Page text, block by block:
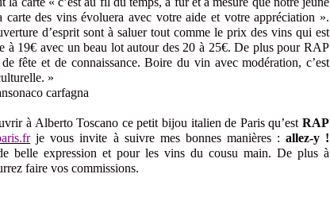
carte des vins évoluera avec votre aide et votre appréciation ».
d’esprit sont à saluer tout comme le prix des vins qui est
à 19€ avec un beau lot autour des 20 à 25€. De plus pour RAP
fête et de connaissance. Boire du vin avec modération, c’est
»
à Alberto Toscano ce petit bijou italien de Paris qu’est RAP
je vous invite à suivre mes bonnes manières : allez-y !
belle expression et pour les vins du cousu main. De plus à
faire vos commissions.